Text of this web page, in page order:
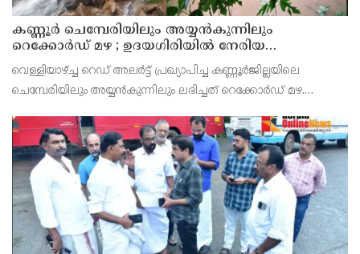
കണ്ണൂർ ചെമ്പേരിയിലും അയ്യൻകുന്നിലും
റെക്കോർഡ് മഴ ; ഉദയഗിരിയിൽ നേരിയ
ഉരുൾപൊട്ടൽ; 13 പേരെ ക്യാമ്പിലേക്ക് മാറ്റി
വെള്ളിയാഴ്ച്ച റെഡ് അലർട്ട് പ്രഖ്യാപിച്ച കണ്ണൂർജില്ലയിലെ
ചെമ്പേരിയിലും അയ്യൻകുന്നിലും ലഭിച്ചത് റെക്കോർഡ് മഴ.
മില്ലിമീറ്റർ മഴ ആ സമയം സംസ്ഥാനത്ത